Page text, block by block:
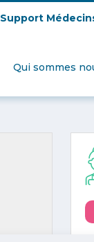
Support
Qui sommes